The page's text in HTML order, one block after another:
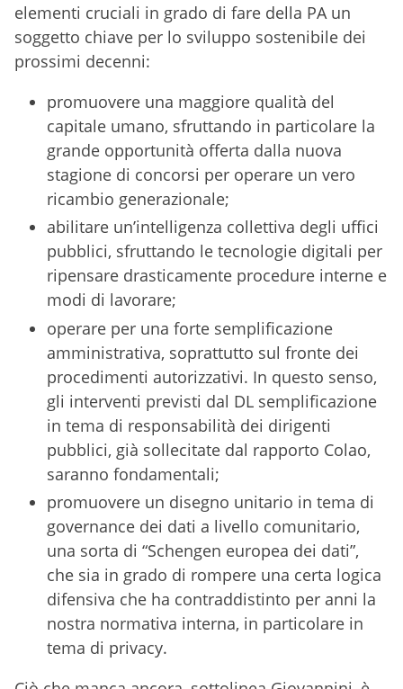
elementi cruciali in grado di fare della PA un
soggetto chiave per lo sviluppo sostenibile dei
prossimi decenni:
promuovere una maggiore qualità del
capitale umano, sfruttando in particolare la
grande opportunità offerta dalla nuova
stagione di concorsi per operare un vero
ricambio generazionale;
abilitare un’intelligenza collettiva degli uffici
pubblici, sfruttando le tecnologie digitali per
ripensare drasticamente procedure interne e
modi di lavorare;
operare per una forte semplificazione
amministrativa, soprattutto sul fronte dei
procedimenti autorizzativi. In questo senso,
gli interventi previsti dal DL semplificazione
in tema di responsabilità dei dirigenti
pubblici, già sollecitate dal rapporto Colao,
saranno fondamentali;
promuovere un disegno unitario in tema di
governance dei dati a livello comunitario,
una sorta di “Schengen europea dei dati”,
che sia in grado di rompere una certa logica
difensiva che ha contraddistinto per anni la
nostra normativa interna, in particolare in
tema di privacy.